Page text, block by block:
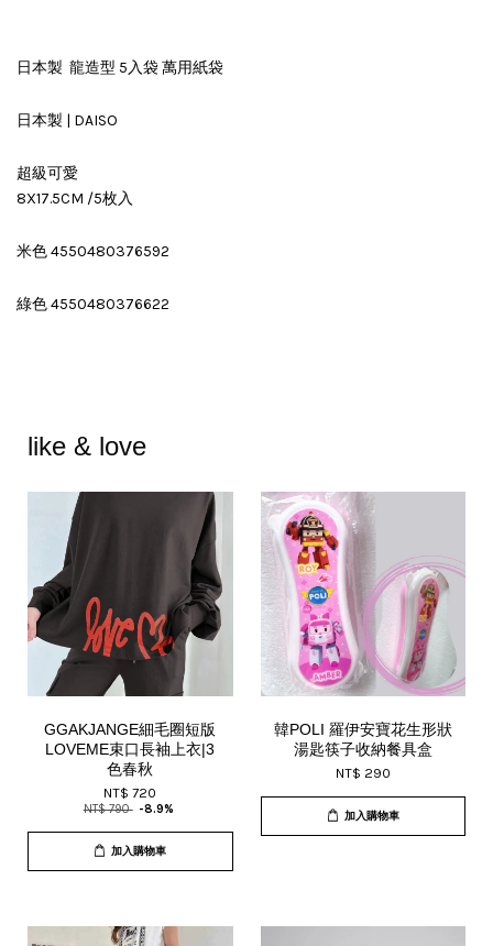
日本製 龍造型 5入袋 萬用紙袋
日本製 | DAISO
超級可愛
8X17.5CM /5枚入
米色 4550480376592
綠色 4550480376622
like & love
GGAKJANGE細毛圈短版
LOVEME束口長袖上衣|3
色春秋
NT$ 720
NT$ 790 -8.9%
加入購物車
韓POLI 羅伊安寶花生形狀
湯匙筷子收納餐具盒
NT$ 290
加入購物車